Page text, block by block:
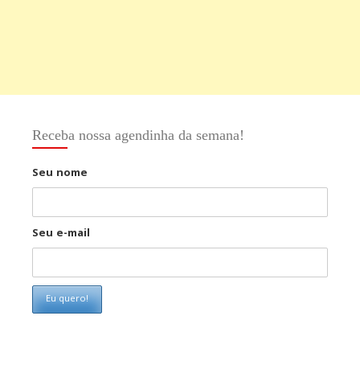
Receba nossa agendinha da semana!
Seu nome
Seu e-mail